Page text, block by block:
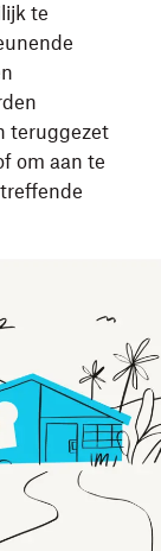
te
teruggezet
om aan te